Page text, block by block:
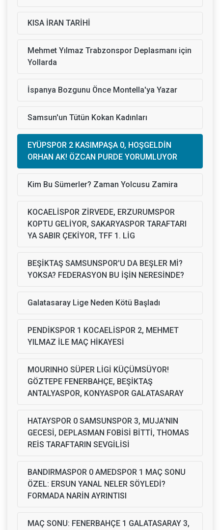
KISA İRAN TARİHİ
Mehmet Yılmaz Trabzonspor Deplasmanı için
Yollarda
İspanya Bozgunu Önce Montella'ya Yazar
Samsun'un Tütün Kokan Kadınları
EYÜPSPOR 2 KASIMPAŞA 0, HOŞGELDİN
ORHAN AK! ÖZCAN PURDE YORUMLUYOR
Kim Bu Sümerler? Zaman Yolcusu Zamira
KOCAELİSPOR ZİRVEDE, ERZURUMSPOR
KOPTU GELİYOR, SAKARYASPOR TARAFTARI
YA SABIR ÇEKİYOR, TFF 1. LİG
BEŞİKTAŞ SAMSUNSPOR'U DA BEŞLER Mİ?
YOKSA? FEDERASYON BU İŞİN NERESİNDE?
Galatasaray Lige Neden Kötü Başladı
PENDİKSPOR 1 KOCAELİSPOR 2, MEHMET
YILMAZ İLE MAÇ HİKAYESİ
MOURINHO SÜPER LİGİ KÜÇÜMSÜYOR!
GÖZTEPE FENERBAHÇE, BEŞİKTAŞ
ANTALYASPOR, KONYASPOR GALATASARAY
HATAYSPOR 0 SAMSUNSPOR 3, MUJA'NIN
GECESİ, DEPLASMAN FOBİSİ BİTTİ, THOMAS
REİS TARAFTARIN SEVGİLİSİ
BANDIRMASPOR 0 AMEDSPOR 1 MAÇ SONU
ÖZEL: ERSUN YANAL NELER SÖYLEDİ?
FORMADA NARİN AYRINTISI
MAÇ SONU: FENERBAHÇE 1 GALATASARAY 3,